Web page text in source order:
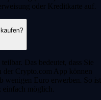
oder Kreditkarte auf.
Das bedeutet, dass Sie
der Crypto.com App können
wenigen Euro erwerben. So ist
möglich.